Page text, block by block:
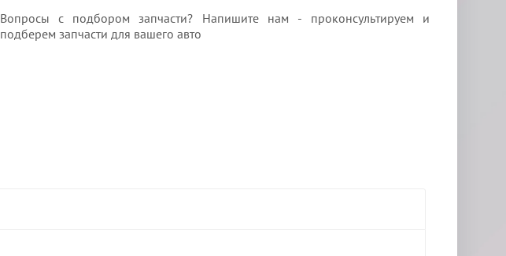
Вопросы с подбором запчасти? Напишите нам - проконсультируем и
подберем запчасти для вашего авто